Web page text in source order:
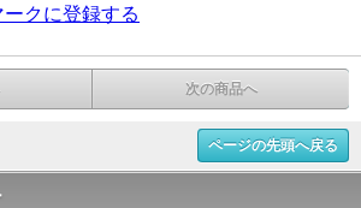
クに登録する
次の商品へ
ページの先頭へ戻る